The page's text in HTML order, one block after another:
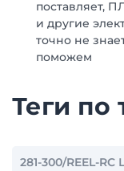
поставляет,
и другие
точно не
поможем
Теги по
281-300/REEL-